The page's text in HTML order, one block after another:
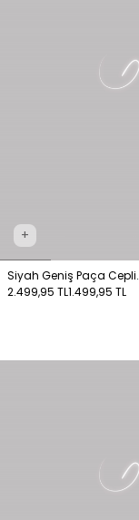
+
Siyah Geniş Paça Cepli
Pantolon
2.499,95 TL1.499,95 TL